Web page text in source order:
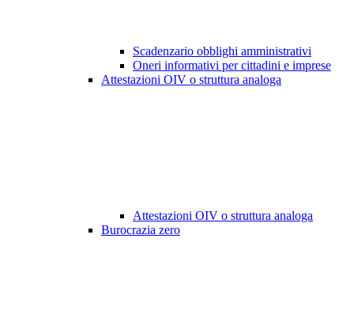
Scadenzario obblighi amministrativi
Oneri informativi per cittadini e imprese
Attestazioni OIV o struttura analoga
Attestazioni OIV o struttura analoga
Burocrazia zero